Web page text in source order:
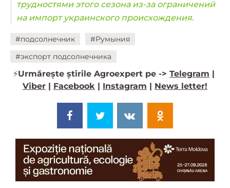
трудностями этого сезона из-за ограничений
на импорт украинского происхождения.
#подсолнечник
#Румыния
#экспорт подсолнечника
⚡️Urmărește știrile Agroexpert pe -> Telegram
Viber
Facebook Instagram News letter!